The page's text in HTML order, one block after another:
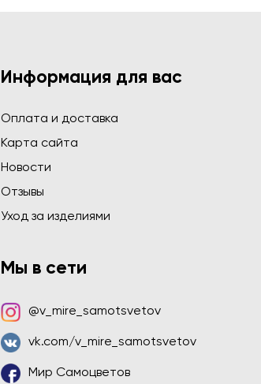
Информация для вас
Оплата и доставка
Карта сайта
Новости
Отзывы
Уход за изделиями
Мы в сети
@v_mire_samotsvetov
vk.com/v_mire_samotsvetov
Мир Самоцветов